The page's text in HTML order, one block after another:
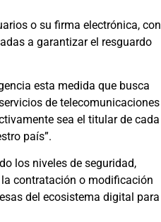
o su firma electrónica, con
a garantizar el resguardo
esta medida que busca
de telecomunicaciones
sea el titular de cada
país”.
los niveles de seguridad,
contratación o modificación
del ecosistema digital para